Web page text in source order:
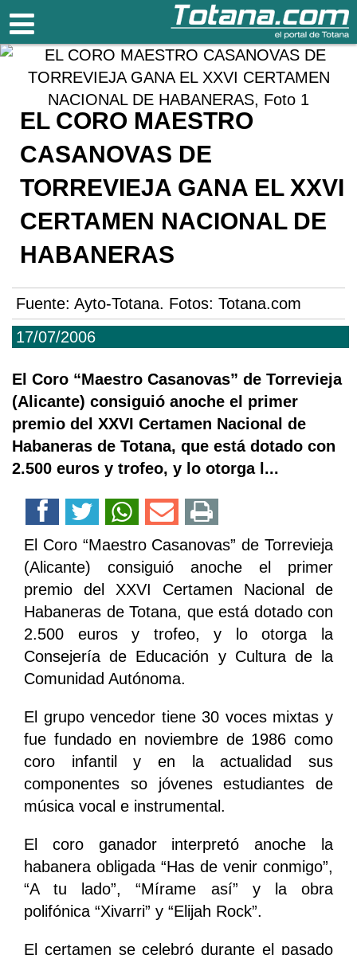
Totana.com
17/07/2006
EL CORO MAESTRO
CASANOVAS DE
TORREVIEJA GANA EL XXVI
CERTAMEN NACIONAL DE
HABANERAS
Fuente: Ayto-Totana. Fotos: Totana.com
El Coro “Maestro Casanovas” de Torrevieja
(Alicante) consiguió anoche el primer
premio del XXVI Certamen Nacional de
Habaneras de Totana, que está dotado con
2.500 euros y trofeo, y lo otorga l...
El Coro “Maestro Casanovas” de Torrevieja
(Alicante) consiguió anoche el primer
premio del XXVI Certamen Nacional de
Habaneras de Totana, que está dotado con
2.500 euros y trofeo, y lo otorga la
Consejería de Educación y Cultura de la
Comunidad Autónoma.
El grupo vencedor tiene 30 voces mixtas y
fue fundado en noviembre de 1986 como
coro infantil y en la actualidad sus
componentes so jóvenes estudiantes de
música vocal e instrumental.
El coro ganador interpretó anoche la
habanera obligada “Has de venir conmigo”,
“A tu lado”, “Mírame así” y la obra
polifónica “Xivarri” y “Elijah Rock”.
El certamen se celebró durante el pasado